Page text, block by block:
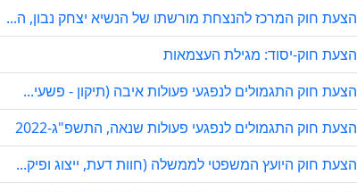
הצעת חוק המרכז להנצחת מורשתו של הנשיא יצחק נבון, ה...
הצעת חוק-יסוד: מגילת העצמאות
הצעת חוק התגמולים לנפגעי פעולות איבה (תיקון - פשעי...
הצעת חוק התגמולים לנפגעי פעולות שנאה, התשפ"ג-2022
הצעת חוק היועץ המשפטי לממשלה (חוות דעת, ייצוג ופיק...